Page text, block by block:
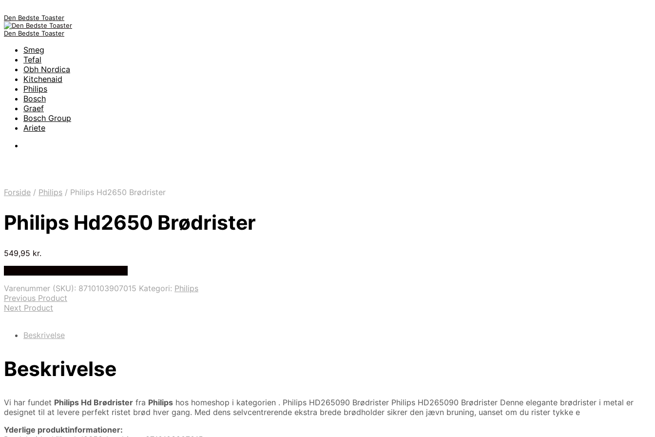
Den Bedste Toaster
Den Bedste Toaster
Smeg
Tefal
Obh Nordica
Kitchenaid
Philips
Bosch
Graef
Bosch Group
Ariete
Forside / Philips / Philips Hd2650 Brødrister
Philips Hd2650 Brødrister
549,95 kr.
Varenummer (SKU): 8710103907015 Kategori: Philips
Previous Product
Next Product
Beskrivelse
Beskrivelse
Vi har fundet Philips Hd Brødrister fra Philips hos homeshop i kategorien . Philips HD265090 Brødrister Philips HD265090 Brødrister Denne elegante brødrister i metal er
designet til at levere perfekt ristet brød hver gang. Med dens selvcentrerende ekstra brede brødholder sikrer den jævn bruning, uanset om du rister tykke e
Yderlige produktinformationer: